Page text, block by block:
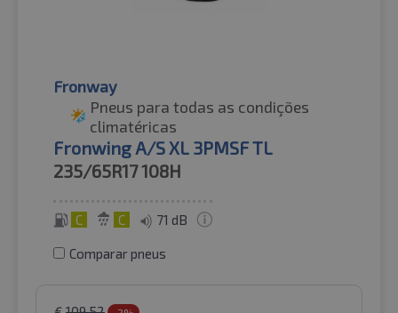
Fronway
Pneus para todas as condições
climatéricas
Fronwing A/S XL 3PMSF TL
235/65R17108H
C C 71 dB
Comparar pneus